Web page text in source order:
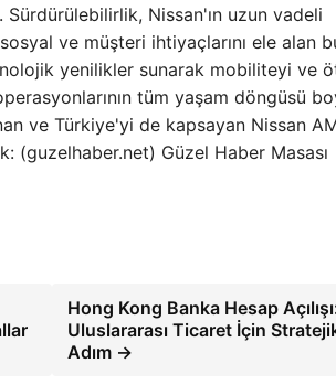
Nissan'ın uzun vadeli
ve müşteri ihtiyaçlarını ele alan
yenilikler sunarak mobiliteyi ve
tüm yaşam döngüsü
ve Türkiye'yi de kapsayan Nissan
(guzelhaber.net) Güzel Haber Masası
Hong Kong Banka Hesap
Uluslararası Ticaret İçin
Adım →